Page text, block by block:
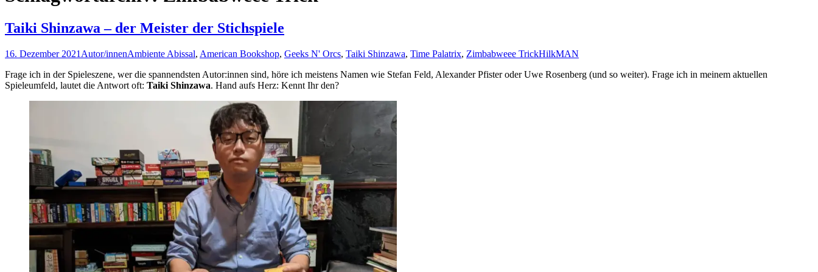
Taiki Shinzawa – der Meister der Stichspiele
16. Dezember 2021 Autor/innenAmbiente Abissal, American Bookshop, Geeks N' Orcs, Taiki Shinzawa, Time Palatrix, Zimbabweee TrickHilkMAN
Frage ich in der Spieleszene, wer die spannendsten Autor:innen sind, höre ich meistens Namen wie Stefan Feld, Alexander Pfister oder Uwe Rosenberg (und so weiter). Frage ich in meinem aktuellen
Spieleumfeld, lautet die Antwort oft: Taiki Shinzawa. Hand aufs Herz: Kennt Ihr den?